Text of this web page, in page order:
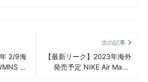
2/9海
Air
次の記事
【最新リーク】2023年海外
発売予定 NIKE Air Max 1